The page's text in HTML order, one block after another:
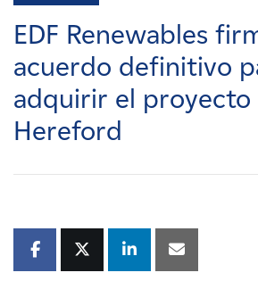
Contacte con
Afiliados
EDF Renewables
acuerdo definitivo
adquirir el proyecto
Hereford